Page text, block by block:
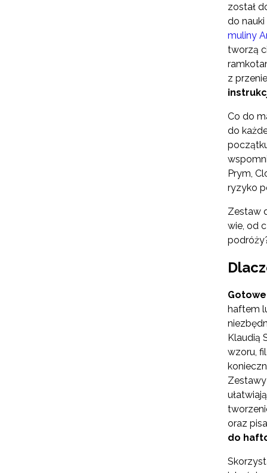
został
do
muliny
tworzą
z
Co do
do
Prym,
ryzyko
Zestaw
wie, od
haftem
Klaudią
wzoru,
oraz
do